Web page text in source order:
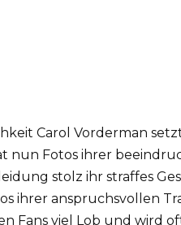
Carol Vorderman
nun Fotos ihrer
stolz ihr straffes
ihrer anspruchsvollen
Fans viel Lob und wird